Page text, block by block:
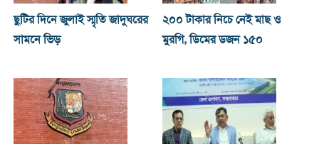
ছুটির দিনে জুলাই স্মৃতি জাদুঘরের
সামনে ভিড়
২০০ টাকার নিচে নেই মাছ ও
মুরগি, ডিমের ডজন ১৫০